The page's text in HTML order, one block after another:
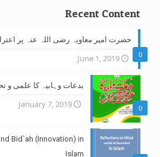
Recent Content
0
حضرت امیر معاویہ رضی اللہ عنہ پر
June 1, 2019
0
بدعات وہابیہ کا علمی و
January 7, 2019
Bid`ah (Innovation) in
Islam